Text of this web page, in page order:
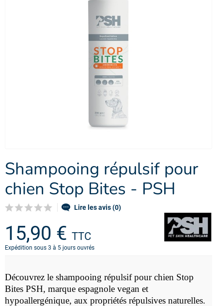
Shampooing répulsif pour
chien Stop Bites - PSH
Lire les avis (0)
15,90 € TTC
Expédition sous 3 à 5 jours ouvrés
Découvrez le shampooing répulsif pour chien Stop
Bites PSH, marque espagnole vegan et
hypoallergénique, aux propriétés répulsives naturelles.